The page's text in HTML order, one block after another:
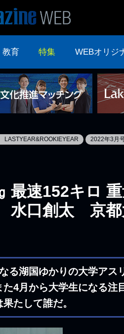
教育 特集 WEBオリジ
LASTYEAR&ROOKIEYEAR 2022年3月
最速152キロ
口創太 京都
る湖国ゆかりの大学アス
た4月から大学生になる注
たして誰だ。